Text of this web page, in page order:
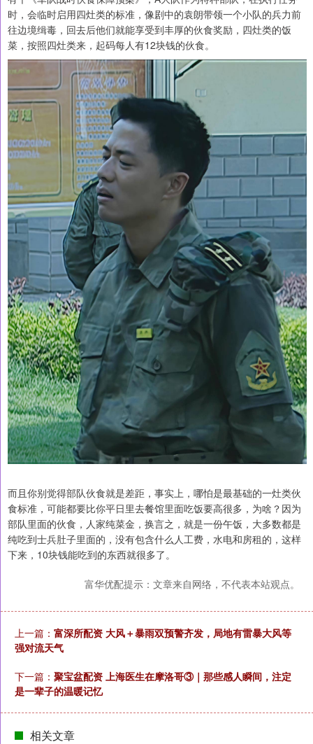
时，会临时启用四灶类的标准，像剧中的袁朗带领一个小队的兵力前
往边境缉毒，回去后他们就能享受到丰厚的伙食奖励，四灶类的饭
菜，按照四灶类来，起码每人有12块钱的伙食。
而且你别觉得部队伙食就是差距，事实上，哪怕是最基础的一灶类伙
食标准，可能都要比你平日里去餐馆里面吃饭要高很多，为啥？因为
部队里面的伙食，人家纯菜金，换言之，就是一份午饭，大多数都是
纯吃到士兵肚子里面的，没有包含什么人工费，水电和房租的，这样
下来，10块钱能吃到的东西就很多了。
富华优配提示：文章来自网络，不代表本站观点。
上一篇： 富深所配资 大风＋暴雨双预警齐发，局地有雷暴大风等
强对流天气
下一篇： 聚宝盆配资 上海医生在摩洛哥③｜那些感人瞬间，注定
是一辈子的温暖记忆
相关文章